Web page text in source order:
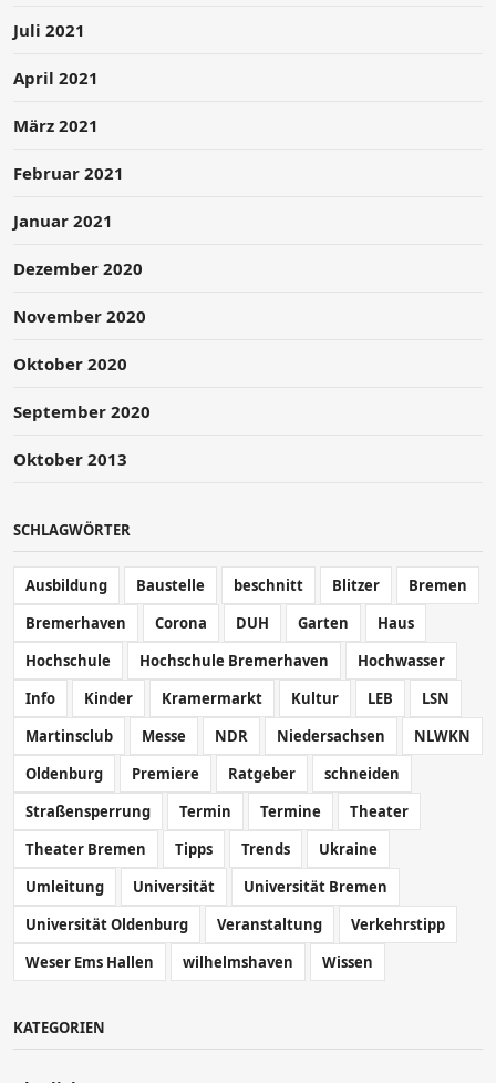
Juli 2021
April 2021
März 2021
Februar 2021
Januar 2021
Dezember 2020
November 2020
Oktober 2020
September 2020
Oktober 2013
SCHLAGWÖRTER
Ausbildung Baustelle beschnitt Blitzer
Bremen
Bremerhaven
Corona DUH Garten
Haus
Hochschule
Hochschule Bremerhaven
Hochwasser
Info
Kinder Kramermarkt Kultur LEB
LSN
Martinsclub
Messe NDR Niedersachsen
NLWKN
Oldenburg
Premiere Ratgeber
schneiden
Straßensperrung
Termin Termine
Theater
Theater Bremen
Tipps Trends
Ukraine
Umleitung
Universität
Universität Bremen
Universität Oldenburg
Veranstaltung
Verkehrstipp
Weser Ems Hallen
wilhelmshaven Wissen
KATEGORIEN